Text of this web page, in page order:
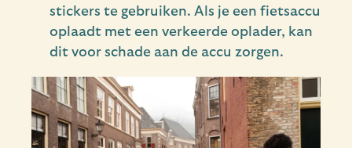
stickers te gebruiken. Als je een fietsaccu
oplaadt met een verkeerde oplader, kan
dit voor schade aan de accu zorgen.